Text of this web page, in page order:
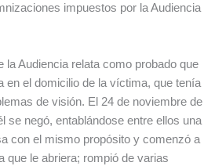
impuestos por la Audiencia
Audiencia relata como probado que
en el domicilio de la víctima, que tenía
de visión. El 24 de noviembre de
se negó, entablándose entre ellos una
con el mismo propósito y comenzó a
que le abriera; rompió de varias